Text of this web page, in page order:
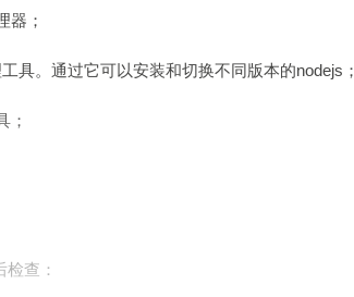
器；
具。通过它可以安装和切换不同版本的nodejs；
；
查：